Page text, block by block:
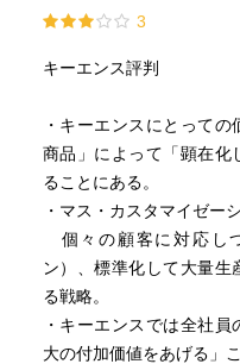
3
キーエンス評判
・キーエンスにとって
商品」によって「顕在化
ることにある。
・マス・カスタマイゼー
個々の顧客に対応し
ン）、標準化して大量生
る戦略。
・キーエンスでは全社
大の付加価値をあげる」